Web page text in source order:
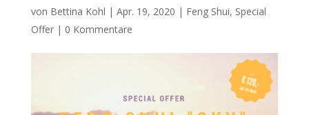
von Bettina Kohl | Apr. 19, 2020 | Feng Shui, Special
Offer| 0 Kommentare